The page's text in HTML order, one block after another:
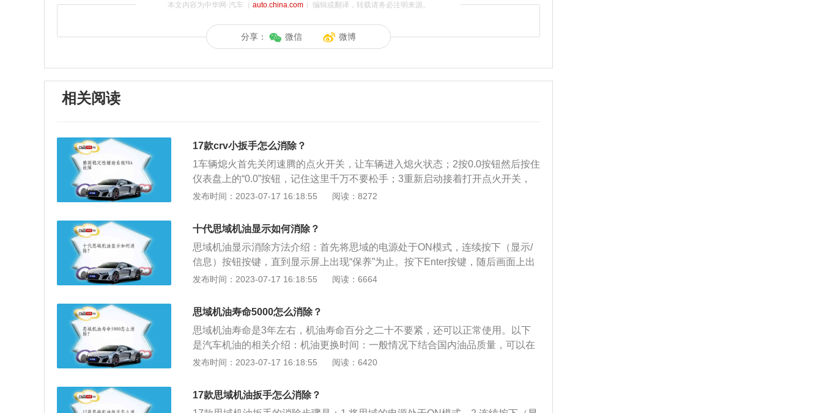
本文内容为中华网·汽车（ auto.china.com）编辑或翻译，转载请务必注明来源。
分享： 微信 微博
相关阅读
17款crv小扳手怎么消除？
1车辆熄火首先关闭速腾的点火开关，让车辆进入熄火状态；2按0.0按钮然后按住
仪表盘上的“0.0”按钮，记住这里千万不要松手；3重新启动接着打开点火开关，
重新启动，此过程中要一直按住“0.0”按钮；4松开按钮接着当仪表盘显示屏上显
0”按钮进行确认，即可消除小扳手指示灯。
发布时间：2023-07-17 16:18:55 阅读：8272
十代思域机油显示如何消除？
思域机油显示消除方法介绍：首先将思域的电源处于ON模式，连续按下（显示/
信息）按钮按键，直到显示屏上出现“保养”为止。按下Enter按键，随后画面上出
现发动机机油监视器。最后按住Enter按键大概10秒左右，思域机油扳手就会消
油。如果在机油已经更换的情况下，还不能消除，就需要手动复位，在熄火的状
态下，按住清零的按钮不放手再通电即可。如果都试过了不行，可能是仪表或车
载电脑出现故障。2、更换机油提示可以让车主在较短的时间内发现并解决问
题。目前有很多的汽车都会存在一个提醒车主的功能。机油是一辆汽车不可缺少
的东西之一。一般的机油主要是润滑汽车的发动机，从而让汽车的发动机工作效
发布时间：2023-07-17 16:18:55 阅读：6664
思域机油寿命5000怎么消除？
思域机油寿命是3年左右，机油寿命百分之二十不要紧，还可以正常使用。以下
是汽车机油的相关介绍：机油更换时间：一般情况下结合国内油品质量，可以在
8千公里左右的时候更换机油，这个时间比较合适。但是8千公里换机油也不是适
油的使用寿命最长，使用全合成一般可以10000公里左右更换。半合成机油则可
以8000公里更换。普通矿物油建议提前一些。机油质量好坏影响：质量好坏对发
发布时间：2023-07-17 16:18:55 阅读：6420
17款思域机油扳手怎么消除？